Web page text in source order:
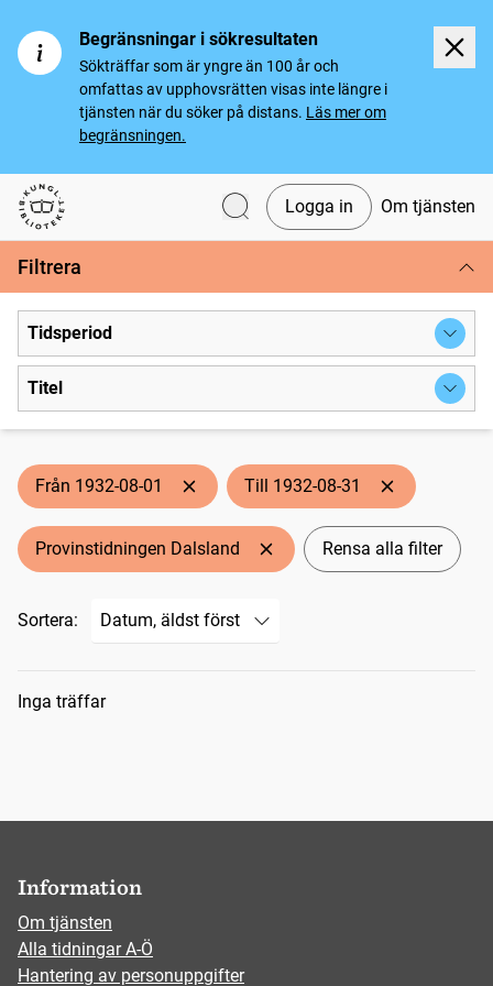
Begränsningar i sökresultaten
Sökträffar som är yngre än 100 år och
omfattas av upphovsrätten visas inte längre i
tjänsten när du söker på distans. Läs mer om
begränsningen.
Svenska tidningar
Logga in Om tjänsten
Filtrera
Tidsperiod
Titel
Från 1932-08-01 Till 1932-08-31
Provinstidningen Dalsland Rensa alla filter
Sortera:
Sökresultat
Inga träffar
Information
Om tjänsten
Alla tidningar A-Ö
Hantering av personuppgifter